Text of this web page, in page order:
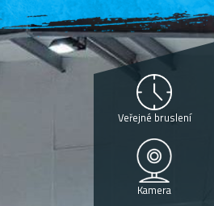
Veřejné bruslení
Kamera